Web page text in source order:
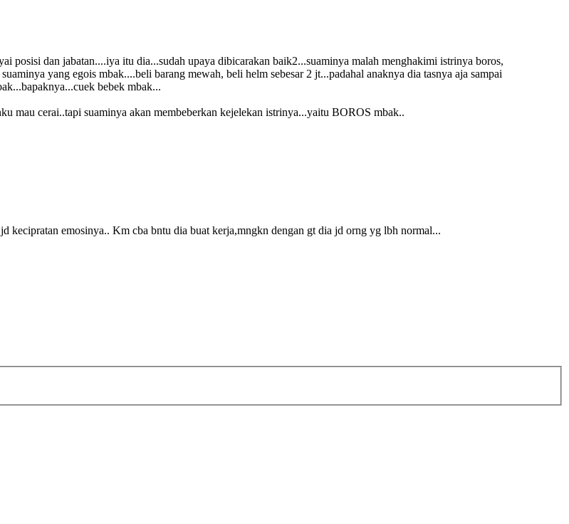
posisi dan jabatan....iya itu dia...sudah upaya dibicarakan baik2...suaminya malah menghakimi istrinya boros,
yang egois mbak....beli barang mewah, beli helm sebesar 2 jt...padahal anaknya dia tasnya aja sampai
bebek mbak...
mau cerai..tapi suaminya akan membeberkan kejelekan istrinya...yaitu BOROS mbak..
kecipratan emosinya.. Km cba bntu dia buat kerja,mngkn dengan gt dia jd orng yg lbh normal...